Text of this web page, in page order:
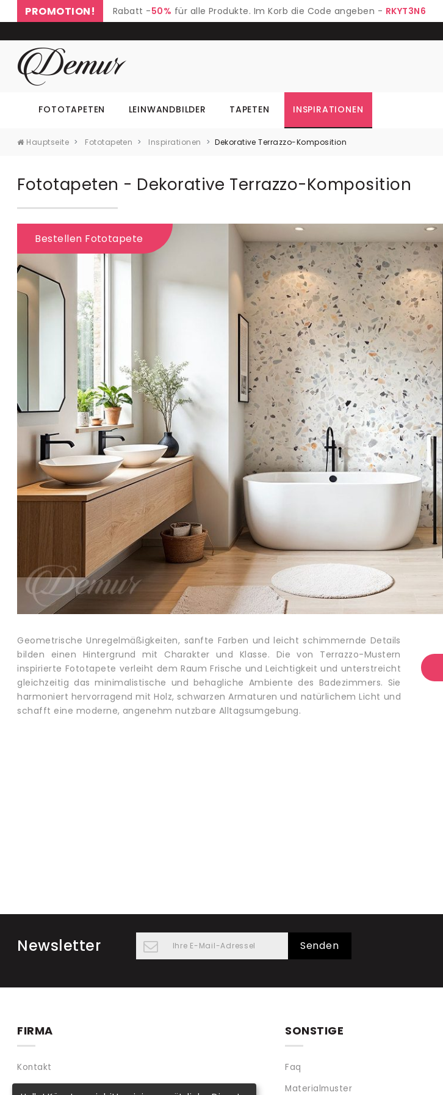
PROMOTION! Rabatt -50% für alle Produkte. Im Korb die Code angeben - RKYT3N6
FOTOTAPETEN LEINWANDBILDER TAPETEN INSPIRATIONEN
Hauptseite Fototapeten Inspirationen Dekorative Terrazzo-Komposition
Fototapeten - Dekorative Terrazzo-Komposition
Bestellen Fototapete
Geometrische Unregelmäßigkeiten, sanfte Farben und leicht schimmernde Details
bilden einen Hintergrund mit Charakter und Klasse. Die von Terrazzo-Mustern
inspirierte Fototapete verleiht dem Raum Frische und Leichtigkeit und unterstreicht
gleichzeitig das minimalistische und behagliche Ambiente des Badezimmers. Sie
harmoniert hervorragend mit Holz, schwarzen Armaturen und natürlichem Licht und
schafft eine moderne, angenehm nutzbare Alltagsumgebung.
Newsletter Senden
FIRMA
Kontakt
SONSTIGE
Faq
Materialmuster